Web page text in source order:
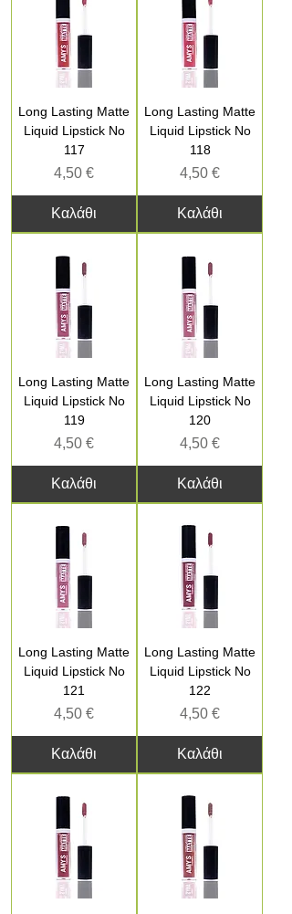
Long Lasting Matte
Liquid Lipstick No
117
Τιμή
4,50 €
Καλάθι
Long Lasting Matte
Liquid Lipstick No
118
Τιμή
4,50 €
Καλάθι
Long Lasting Matte
Liquid Lipstick No
119
Τιμή
4,50 €
Καλάθι
Long Lasting Matte
Liquid Lipstick No
120
Τιμή
4,50 €
Καλάθι
Long Lasting Matte
Liquid Lipstick No
121
Τιμή
4,50 €
Καλάθι
Long Lasting Matte
Liquid Lipstick No
122
Τιμή
4,50 €
Καλάθι